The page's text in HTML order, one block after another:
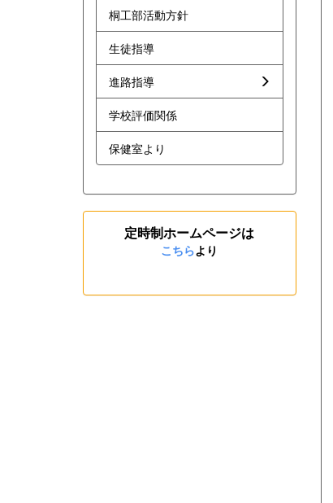
桐工部活動方針
生徒指導
進路指導
学校評価関係
保健室より
定時制ホームページは
こちらより